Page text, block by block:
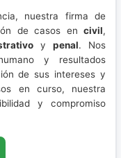
nuestra firma de
de casos en civil,
y penal. Nos
y resultados
de sus intereses y
en curso, nuestra
y compromiso